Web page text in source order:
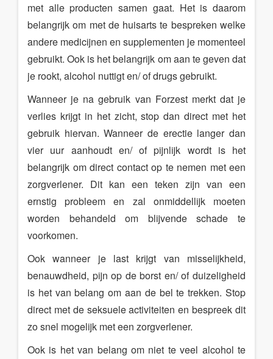
met alle producten samen gaat. Het is daarom
belangrijk om met de huisarts te bespreken welke
andere medicijnen en supplementen je momenteel
gebruikt. Ook is het belangrijk om aan te geven dat
je rookt, alcohol nuttigt en/ of drugs gebruikt.
Wanneer je na gebruik van Forzest merkt dat je
verlies krijgt in het zicht, stop dan direct met het
gebruik hiervan. Wanneer de erectie langer dan
vier uur aanhoudt en/ of pijnlijk wordt is het
belangrijk om direct contact op te nemen met een
zorgverlener. Dit kan een teken zijn van een
ernstig probleem en zal onmiddellijk moeten
worden behandeld om blijvende schade te
voorkomen.
Ook wanneer je last krijgt van misselijkheid,
benauwdheid, pijn op de borst en/ of duizeligheid
is het van belang om aan de bel te trekken. Stop
direct met de seksuele activiteiten en bespreek dit
zo snel mogelijk met een zorgverlener.
Ook is het van belang om niet te veel alcohol te